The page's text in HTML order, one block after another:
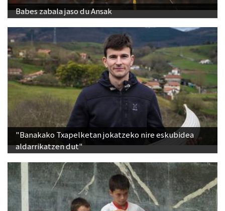
Babes zabala jaso du Ansak
"Banakako Txapelketan jokatzeko nire eskubidea
aldarrikatzen dut"